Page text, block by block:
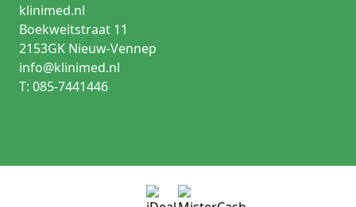
klinimed.nl
Boekweitstraat 11
2153GK Nieuw-Vennep
info@klinimed.nl
T: 085-7441446